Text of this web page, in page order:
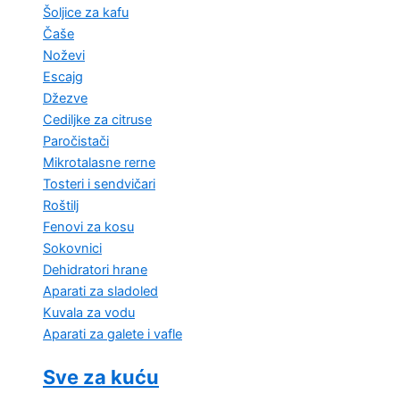
Šoljice za kafu
Čaše
Noževi
Escajg
Džezve
Cediljke za citruse
Paročistači
Mikrotalasne rerne
Tosteri i sendvičari
Roštilj
Fenovi za kosu
Sokovnici
Dehidratori hrane
Aparati za sladoled
Kuvala za vodu
Aparati za galete i vafle
Sve za kuću